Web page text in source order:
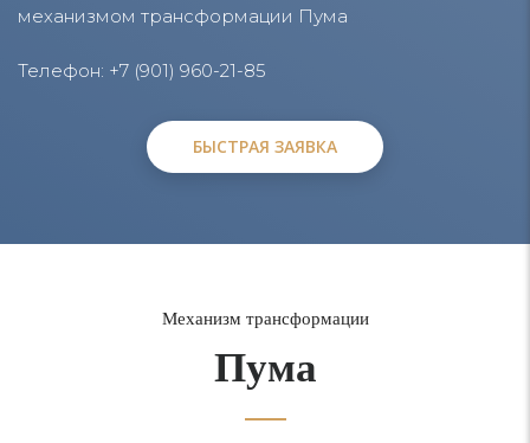
механизмом трансформации Пума
Телефон: +7 (901) 960-21-85
БЫСТРАЯ ЗАЯВКА
БЫСТРАЯ ЗАЯВКА
Механизм трансформации
Пума